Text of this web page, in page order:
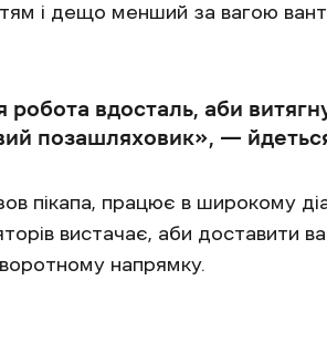
і дещо менший за вагою
робота вдосталь, аби
позашляховик», —
пікапа, працює в широкому
вистачає, аби доставити
напрямку.